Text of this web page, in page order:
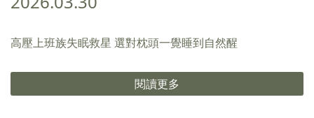
高壓上班族失眠救星 選對枕頭一覺睡到自然醒
閱讀更多